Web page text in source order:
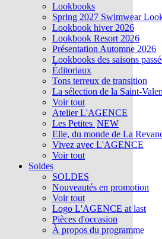
Lookbooks
Spring 2027 Swimwear
Lookbook hiver 2026
Lookbook Resort 2026
Présentation Automne 2026
Lookbooks des saisons
Éditoriaux
Tons terreux de transition
La sélection de la Saint-
Voir tout
Atelier L'AGENCE
Les Petites NEW
Elle, du monde de La
Vivez avec L'AGENCE
Voir tout
Soldes
SOLDES
Nouveautés en promotion
Voir tout
Logo L'AGENCE at last
Pièces d'occasion
À propos du programme